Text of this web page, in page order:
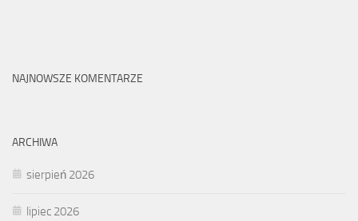
NAJNOWSZE KOMENTARZE
ARCHIWA
sierpień 2026
lipiec 2026